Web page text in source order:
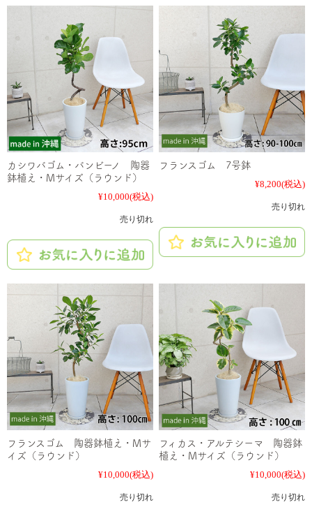
カシワバゴム・バンビーノ 陶器
鉢植え・Mサイズ（ラウンド）
¥10,000(税込)
売り切れ
フランスゴム 7号鉢
¥8,200(税込)
売り切れ
フランスゴム 陶器鉢植え・Mサ
イズ（ラウンド）
¥10,000(税込)
売り切れ
フィカス・アルテシーマ 陶器鉢
植え・Mサイズ（ラウンド）
¥10,000(税込)
売り切れ